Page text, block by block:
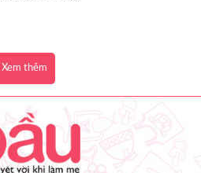
Xem thêm